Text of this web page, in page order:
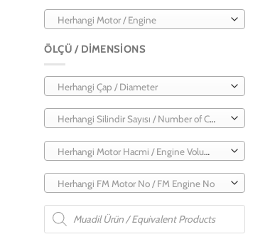
Herhangi Motor / Engine
ÖLÇÜ / DIMENSIONS
Herhangi Çap / Diameter
Herhangi Silindir Sayısı / Number of Cylinders
Herhangi Motor Hacmi / Engine Volume
Herhangi FM Motor No / FM Engine No
Products
search